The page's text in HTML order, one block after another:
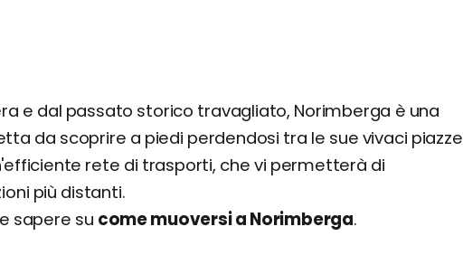
e dal passato storico travagliato, Norimberga è una
da scoprire a piedi perdendosi tra le sue vivaci piazze
rete di trasporti, che vi permetterà di
più distanti.
sapere su come muoversi a Norimberga.